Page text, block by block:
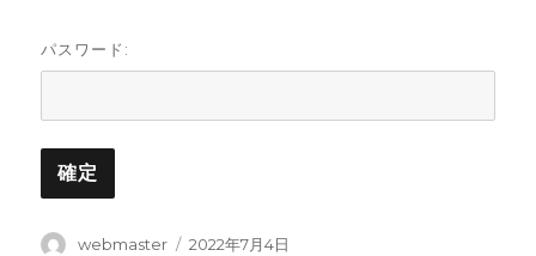
パスワード:
投
webmaster
投
2022年7月4日